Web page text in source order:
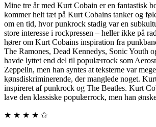
Mine tre år med Kurt Cobain er en fantastisk
kommer helt tæt på Kurt Cobains tanker og
om en tid, hvor punkrock stadig var en
store interesse i rockpressen – heller ikke på
hører om Kurt Cobains inspiration fra
The Ramones, Dead Kennedys, Sonic Youth
havde lyttet end del til populærrock som
Zeppelin, men han syntes at teksterne var
kønsdiskriminerende, der manglede noget.
inspireret af punkrock og The Beatles. Kurt
lave den klassiske populærrock, men han
★ ★ ★ ★ ✩